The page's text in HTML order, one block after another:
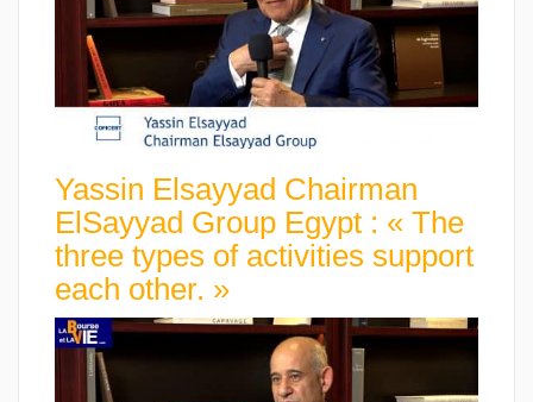
Yassin Elsayyad Chairman
ElSayyad Group Egypt : « The
three types of activities support
each other. »